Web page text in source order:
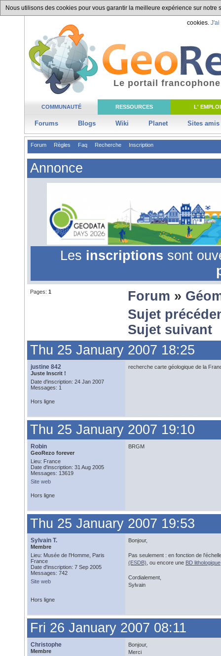
Nous utilisons des cookies pour vous garantir la meilleure expérience sur
cookies. J'ai
COMMUNAUTÉ RESSOURCES L' EMPLOI
Forums Blogs Wiki Planet Sites amis
Le portail
Forum Règles Faq Recherche Inscription
Annonce
Les inscriptions sont
Pages: 1 Forum »
Sujet
Sujet suivant
Thu 25 January 2007 18:25
justine 842
Juste Inscrit !
Date d'inscription: 24 Jan 2007
Messages: 1
recherche carte géologique de la
Hors ligne
Thu 25 January 2007 19:10
Robin
GeoRezo forever
Lieu: France
Date d'inscription: 31 Aug 2005
Messages: 13619
Site web
BRGM
Hors ligne
Thu 25 January 2007 19:53
Sylvain T.
Membre
Lieu: Musée de l'Homme, Paris
France
Date d'inscription: 7 Sep 2005
Messages: 742
Site web
Bonjour,
Pas seulement : en fonction de
(ESDB) , ou encore une BD lithologique
Cordialement,
Sylvain
Hors ligne
Fri 26 January 2007 08:11
Christophe
Membre
Bonjour,
Merci